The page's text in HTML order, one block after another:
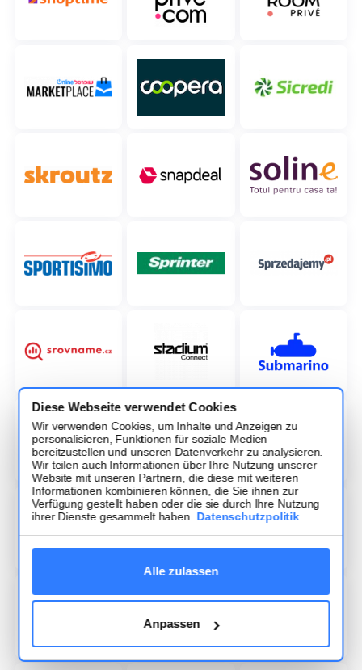
Diese Webseite verwendet Cookies
Wir verwenden Cookies, um Inhalte und Anzeigen zu
personalisieren, Funktionen für soziale Medien
bereitzustellen und unseren Datenverkehr zu analysieren.
Wir teilen auch Informationen über Ihre Nutzung unserer
Website mit unseren Partnern, die diese mit weiteren
Informationen kombinieren können, die Sie ihnen zur
Verfügung gestellt haben oder die sie durch Ihre Nutzung
ihrer Dienste gesammelt haben. Datenschutzpolitik
Alle zulassen
Anpassen